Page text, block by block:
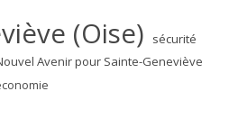
(Oise) sécurité
Avenir pour Sainte-Geneviève